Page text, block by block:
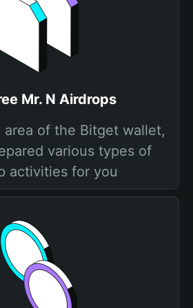
Mr. N Airdrops
of the Bitget wallet,
various types of
activities for you